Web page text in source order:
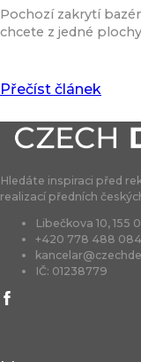
Pochozí zakrytí
chcete z jedné
Přečíst článek
Hledáte inspiraci před
realizací předních
Libečkova 10, 155
+420 778 488 084
IČ: 01238779